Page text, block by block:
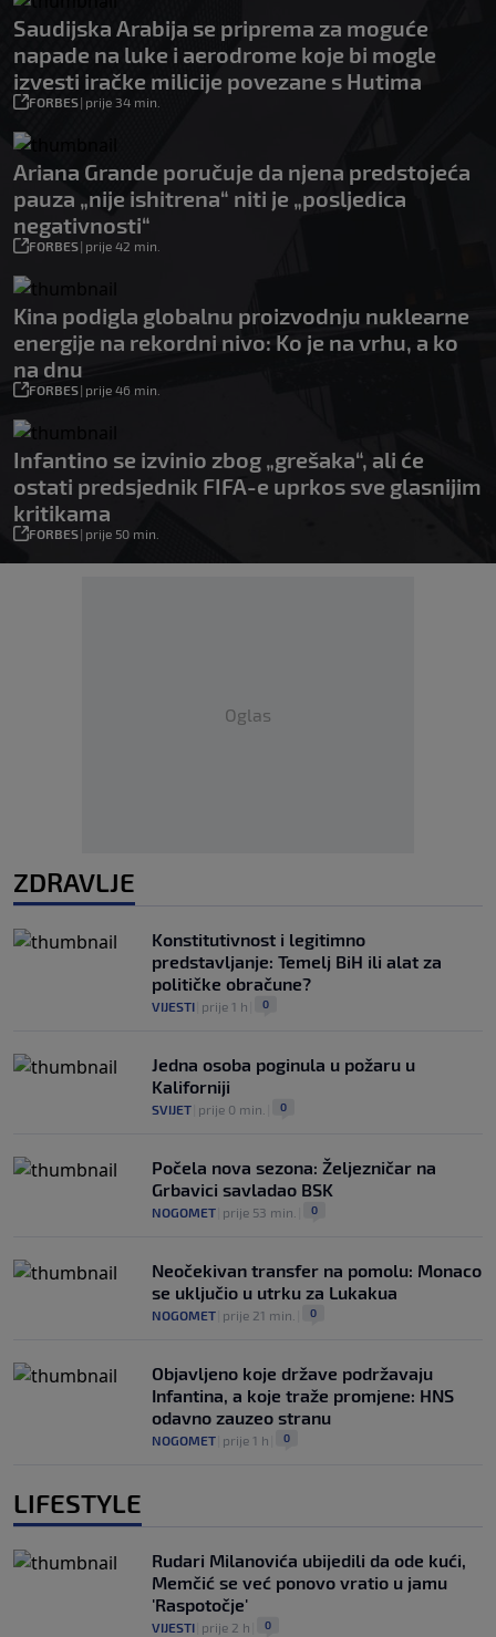
Saudijska Arabija se priprema za moguće
napade na luke i aerodrome koje bi mogle
izvesti iračke milicije povezane s Hutima
FORBES| prije 34 min.
Ariana Grande poručuje da njena predstojeća
pauza „nije ishitrena“ niti je „posljedica
negativnosti“
FORBES| prije 42 min.
Kina podigla globalnu proizvodnju nuklearne
energije na rekordni nivo: Ko je na vrhu, a ko
na dnu
FORBES| prije 46 min.
Infantino se izvinio zbog „grešaka“, ali će
ostati predsjednik FIFA-e uprkos sve glasnijim
kritikama
FORBES| prije 50 min.
Oglas
ZDRAVLJE
Konstitutivnost i legitimno
predstavljanje: Temelj BiH ili alat za
političke obračune?
VIJESTI prije 1 h 0
Jedna osoba poginula u požaru u
Kaliforniji
SVIJET prije 0 min. 0
Počela nova sezona: Željezničar na
Grbavici savladao BSK
NOGOMET prije 53 min. 0
Neočekivan transfer na pomolu: Monaco
se uključio u utrku za Lukakua
NOGOMET prije 21 min. 0
Objavljeno koje države podržavaju
Infantina, a koje traže promjene: HNS
odavno zauzeo stranu
NOGOMET prije 1 h 0
LIFESTYLE
Rudari Milanovića ubijedili da ode kući,
Memčić se već ponovo vratio u jamu
'Raspotočje'
VIJESTI prije 2 h 0